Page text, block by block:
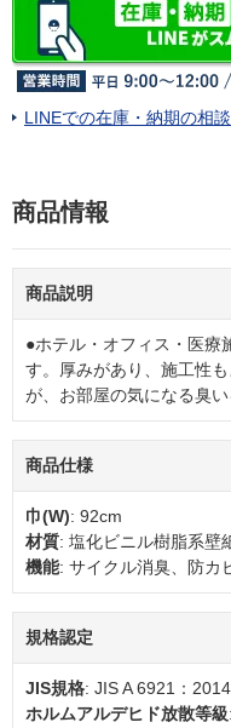
LINEでの在庫・納期の相
商品情報
商品説明
●ホテル・オフィス・医療
す。厚みがあり、施工性
が、お部屋の気になる臭
商品仕様
巾(W): 92cm
材質: 塩化ビニル樹脂系壁
機能: サイクル消臭、防カ
規格認定
JIS規格: JIS A 6921：2014
ホルムアルデヒド放散等級